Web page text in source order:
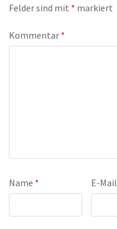
Felder sind mit * markiert
Kommentar *
Name * E-Mail